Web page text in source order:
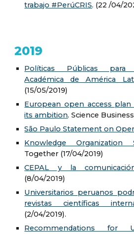
trabajo #PerúCRIS. (22 /04/
2019
Políticas Públicas para
Académica de América
(15/05/2019)
European open access
its ambition. Science
São Paulo Statement on
Knowledge Organization
Together (17/04/2019)
CEPAL y la
(8/04/2019)
Universitarios peruanos
revistas científicas
(2/04/2019).
Recommendations for